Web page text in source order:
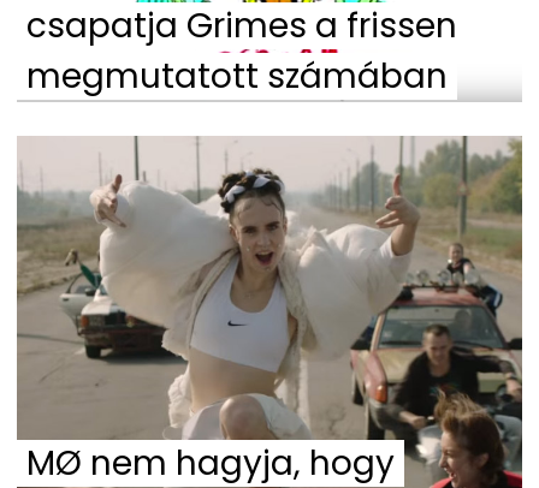
csapatja Grimes a frissen
megmutatott számában
MØ nem hagyja, hogy